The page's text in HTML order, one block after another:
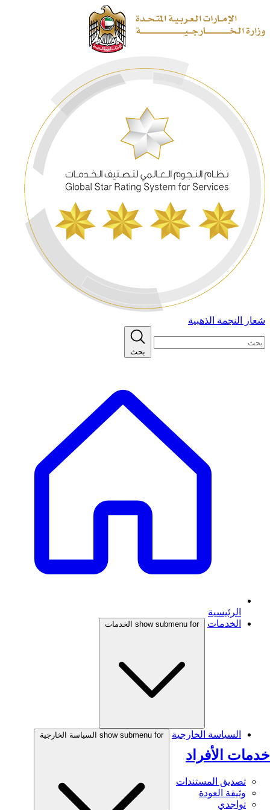
شعار النجمة الذهبية
بحث
الرئيسية
الخدمات
show submenu for الخدمات
خدمات الأفراد
تصديق المستندات
وثيقة العودة
تواجدي
السياسة الخارجية show submenu for السياسة الخارجية